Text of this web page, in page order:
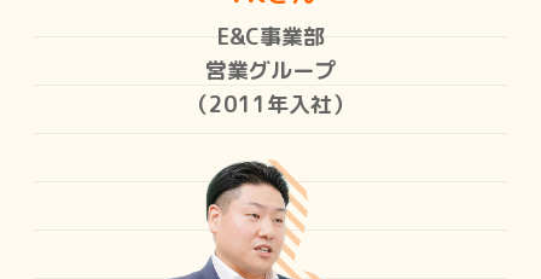
E&C事業部
営業グループ
（2011年入社）